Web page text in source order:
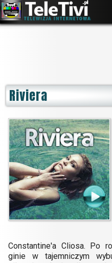
Riviera
Constantine'a Cliosa. Po
ginie w tajemniczym